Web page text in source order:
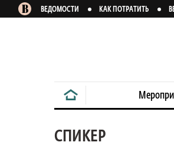
ВЕДОМОСТИ КАК ПОТРАТИТЬ
СПИКЕР